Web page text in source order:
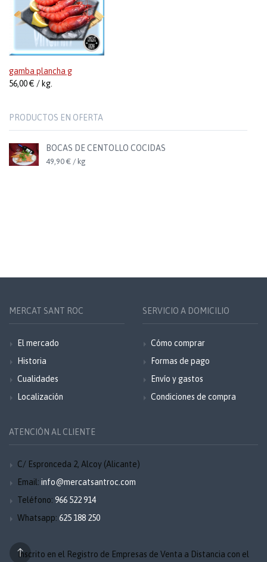
gamba plancha g
56,00 € / kg.
PRODUCTOS EN OFERTA
BOCAS DE CENTOLLO COCIDAS
49,90 € / kg
MERCAT SANT ROC
El mercado
Historia
Cualidades
Localización
SERVICIO A DOMICILIO
Cómo comprar
Formas de pago
Envío y gastos
Condiciones de compra
ATENCIÓN AL CLIENTE
C/ Espronceda 2, Alcoy (Alicante)
Email: info@mercatsantroc.com
Teléfono: 966 522 914
Whatsapp: 625 188 250
Inscrito en el Registro de Empresas de Venta a Distancia con el